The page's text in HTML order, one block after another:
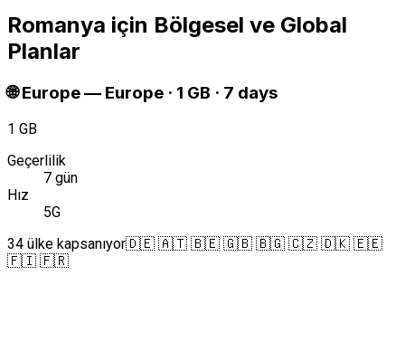
Romanya için Bölgesel ve Global
Planlar
🌐 Europe— Europe · 1 GB · 7 days
1 GB
Geçerlilik
7 gün
Hız
5G
34 ülke kapsanıyor🇩🇪 🇦🇹 🇧🇪 🇬🇧 🇧🇬 🇨🇿 🇩🇰 🇪🇪
🇫🇮 🇫🇷